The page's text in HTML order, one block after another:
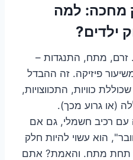
מחכה: למה
ילדים?
זרם, מתח, התנגדות –
פיזיקה. זה ההבדל
כוויות, התכווצויות,
(או גרוע מכך).
עם רכיב חשמלי, גם אם
הוא עשוי להיות חלק
תחת מתח. והאמת? אתם